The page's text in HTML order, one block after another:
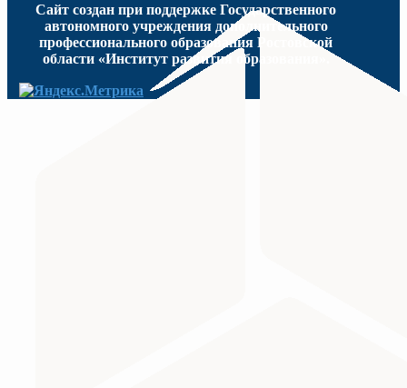
МИНИСТЕРСТВО ПРОСВЕЩЕНИЯ
Сайт создан при поддержке Государственного
автономного учреждения дополнительного
профессионального образования Ростовской
области «Институт развития образования».